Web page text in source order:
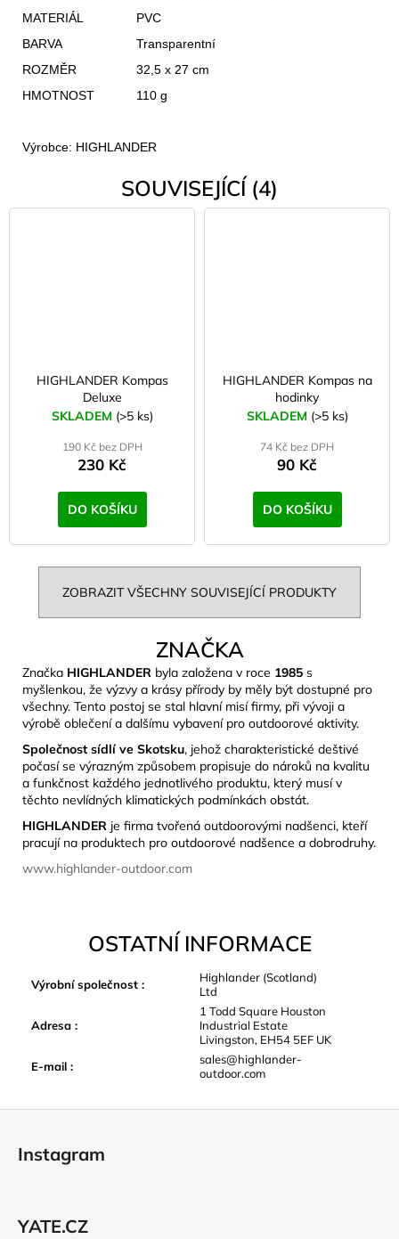
MATERIÁL
PVC
BARVA
Transparentní
ROZMĚR
32,5 x 27 cm
HMOTNOST
110 g
Výrobce: HIGHLANDER
SOUVISEJÍCÍ (4)
HIGHLANDER Kompas
Deluxe
SKLADEM (>5 ks)
190 Kč bez DPH
230 Kč
DO KOŠÍKU
HIGHLANDER Kompas na
hodinky
SKLADEM (>5 ks)
74 Kč bez DPH
90 Kč
DO KOŠÍKU
ZOBRAZIT VŠECHNY SOUVISEJÍCÍ PRODUKTY
ZNAČKA
Značka HIGHLANDER byla založena v roce 1985 s
myšlenkou, že výzvy a krásy přírody by měly být dostupné pro
všechny. Tento postoj se stal hlavní misí firmy, při vývoji a
výrobě oblečení a dalšímu vybavení pro outdoorové aktivity.
Společnost sídlí ve Skotsku, jehož charakteristické deštivé
počasí se výrazným způsobem propisuje do nároků na kvalitu
a funkčnost každého jednotlivého produktu, který musí v
těchto nevlídných klimatických podmínkách obstát.
HIGHLANDER je firma tvořená outdoorovými nadšenci, kteří
pracují na produktech pro outdoorové nadšence a dobrodruhy.
www.highlander-outdoor.com
OSTATNÍ INFORMACE
Výrobní společnost :
Highlander (Scotland)
Ltd
Adresa :
1 Todd Square Houston
Industrial Estate
Livingston, EH54 5EF UK
E-mail :
sales@highlander-
outdoor.com
Instagram
YATE.CZ